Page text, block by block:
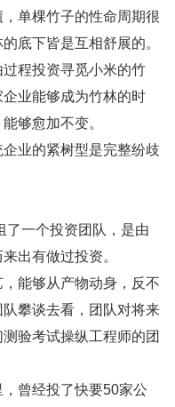
单棵竹子的性命周期很
底下皆是互相舒展的。
程投资寻觅小米的竹
业能够成为竹林的时
够愈加不变。
业的紧树型是完整纷歧
了一个投资团队，是由
出有做过投资。
能够从产物动身，反不
攀谈去看，团队对将来
验考试操纵工程师的团
曾经投了快要50家公